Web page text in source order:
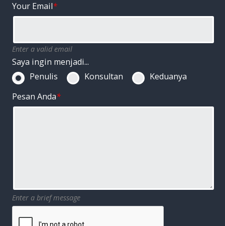
Your Email*
Enter a valid email
Saya ingin menjadi...
Penulis
Konsultan
Keduanya
Pesan Anda*
Enter a brief message